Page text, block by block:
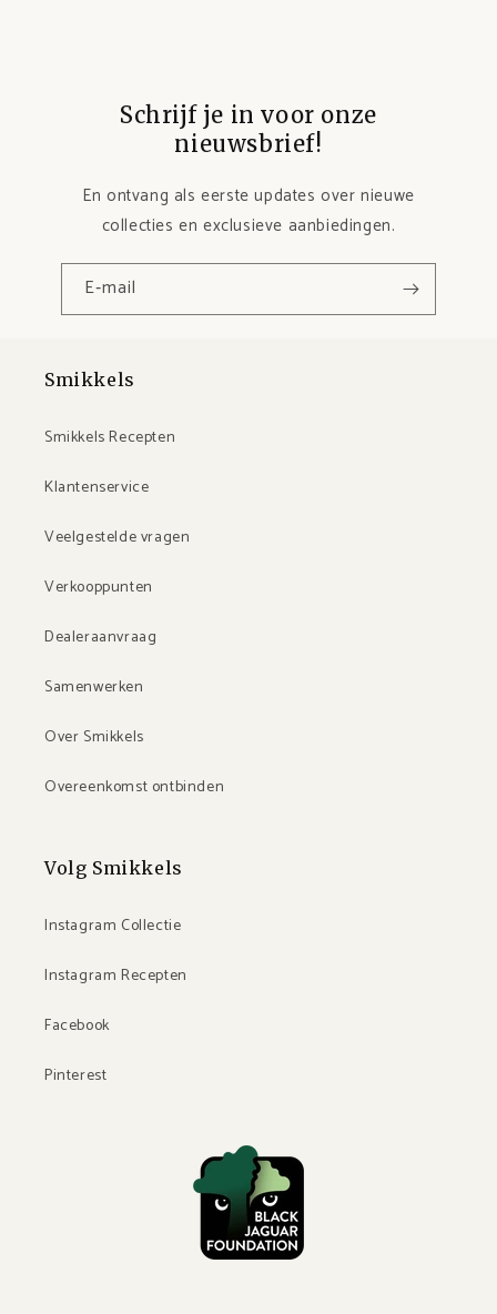
Schrijf je in voor onze
nieuwsbrief!
En ontvang als eerste updates over nieuwe
collecties en exclusieve aanbiedingen.
E‑mail
Smikkels
Smikkels Recepten
Klantenservice
Veelgestelde vragen
Verkooppunten
Dealeraanvraag
Samenwerken
Over Smikkels
Overeenkomst ontbinden
Volg Smikkels
Instagram Collectie
Instagram Recepten
Facebook
Pinterest
Ontvang 10% korting